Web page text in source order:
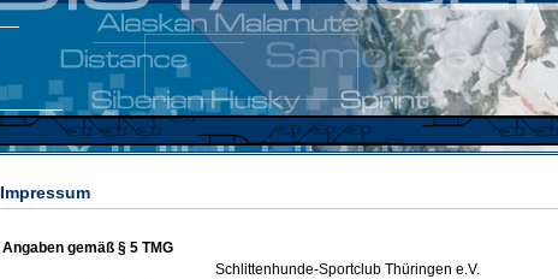
Impressum
Angaben gemäß § 5 TMG
Schlittenhunde-Sportclub Thüringen e.V.